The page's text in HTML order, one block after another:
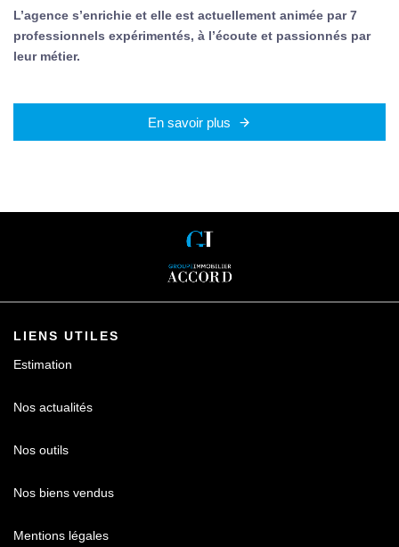
L’agence s’enrichie et elle est actuellement animée par 7
professionnels expérimentés, à l’écoute et passionnés par
leur métier.
En savoir plus
LIENS UTILES
Estimation
Nos actualités
Nos outils
Nos biens vendus
Mentions légales